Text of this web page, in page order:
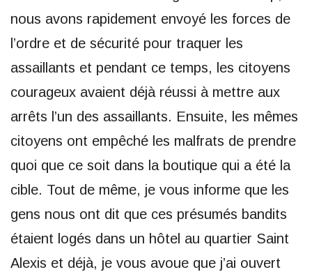
nous avons rapidement envoyé les forces de
l’ordre et de sécurité pour traquer les
assaillants et pendant ce temps, les citoyens
courageux avaient déjà réussi à mettre aux
arrêts l’un des assaillants. Ensuite, les mêmes
citoyens ont empêché les malfrats de prendre
quoi que ce soit dans la boutique qui a été la
cible. Tout de même, je vous informe que les
gens nous ont dit que ces présumés bandits
étaient logés dans un hôtel au quartier Saint
Alexis et déjà, je vous avoue que j’ai ouvert